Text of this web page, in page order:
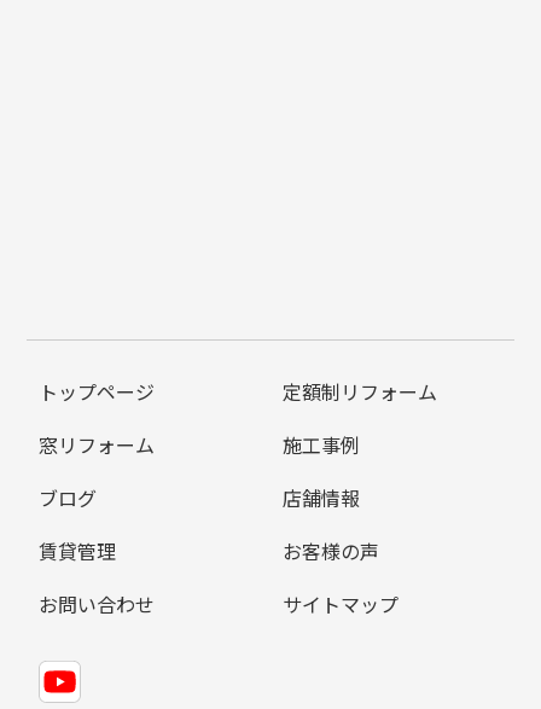
トップページ
定額制リフォーム
窓リフォーム
施工事例
ブログ
店舗情報
賃貸管理
お客様の声
お問い合わせ
サイトマップ